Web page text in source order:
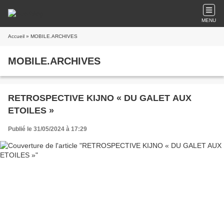
MENU
Accueil » MOBILE.ARCHIVES
MOBILE.ARCHIVES
RETROSPECTIVE KIJNO « DU GALET AUX
ETOILES »
Publié le 31/05/2024 à 17:29